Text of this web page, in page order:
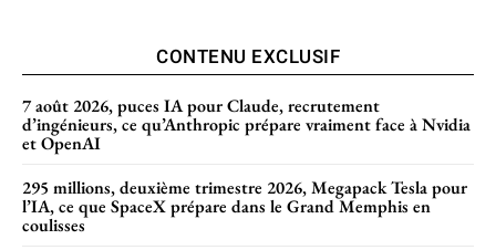
CONTENU EXCLUSIF
7 août 2026, puces IA pour Claude, recrutement
d’ingénieurs, ce qu’Anthropic prépare vraiment face à Nvidia
et OpenAI
295 millions, deuxième trimestre 2026, Megapack Tesla pour
l’IA, ce que SpaceX prépare dans le Grand Memphis en
coulisses